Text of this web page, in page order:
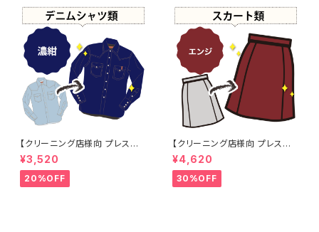
【クリーニング店様向 プレス加
工なし】綿100% 濃紺染め シャ
ツ 【元色：紺(Navy) - 色あせあ
り】 -染め直し[ネイビー - Nav
y]403-0116
¥3,520
20%OFF
【クリーニング店様向 プレス加
工なし】綿100% エンジ染め ス
カート 【元色：白 - 汚れあり】 -
染め直し[臙脂 - ワインレッド -
くすんだ深みのある赤]403-01
¥4,620
30%OFF